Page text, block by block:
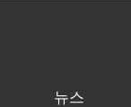
뉴스